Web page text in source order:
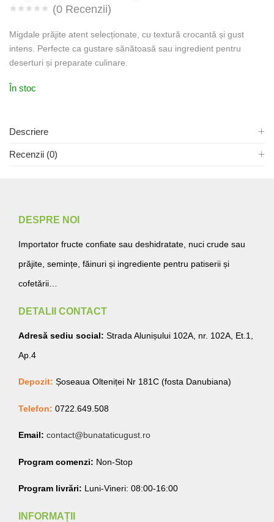
(0 Recenzii)
Migdale prăjite atent selecționate, cu textură crocantă și gust
intens. Perfecte ca gustare sănătoasă sau ingredient pentru
deserturi și preparate culinare.
În stoc
Descriere
Recenzii (0)
DESPRE NOI
Importator fructe confiate sau deshidratate, nuci crude sau
prăjite, semințe, făinuri și ingrediente pentru patiserii și
cofetării…
DETALII CONTACT
Adresă sediu social: Strada Alunișului 102A, nr. 102A, Et.1,
Ap.4
Depozit: Șoseaua Olteniței Nr 181C (fosta Danubiana)
Telefon: 0722.649.508
Email: contact@bunataticugust.ro
Program comenzi: Non-Stop
Program livrări: Luni-Vineri: 08:00-16:00
INFORMAȚII